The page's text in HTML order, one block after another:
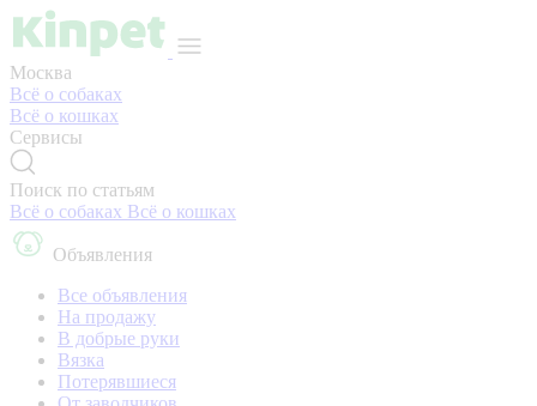
Москва
Всё о собаках
Всё о кошках
Сервисы
Поиск по статьям
Всё о собаках Всё о кошках
Объявления
Все объявления
На продажу
В добрые руки
Вязка
Потерявшиеся